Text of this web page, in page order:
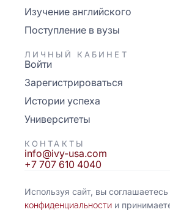
Изучение английского
Поступление в вузы
ЛИЧНЫЙ КАБИНЕТ
Войти
Зарегистрироваться
Истории успеха
Университеты
КОНТАКТЫ
info@ivy-usa.com
+7 707 610 4040
Используя сайт, вы соглашаетесь
конфиденциальности и